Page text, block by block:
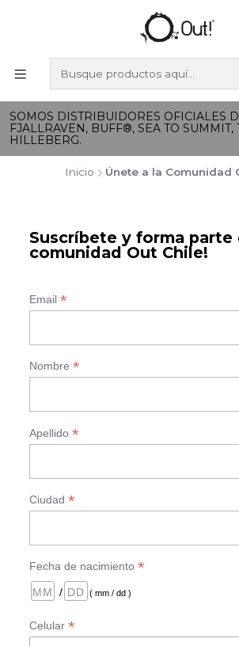
SOMOS DISTRIBUIDORES OFICIALES
FJALLRAVEN, BUFF®, SEA TO SUMMIT,
HILLEBERG.
Inicio Únete a la Comunidad
Suscríbete y forma parte
comunidad Out Chile!
Email *
Nombre *
Apellido *
Ciudad *
Fecha de nacimiento *
/ ( mm / dd )
Celular *